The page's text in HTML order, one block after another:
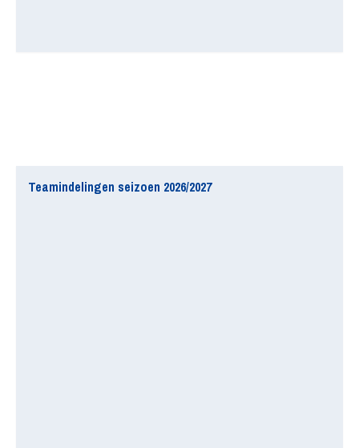
Teamindelingen seizoen 2026/2027